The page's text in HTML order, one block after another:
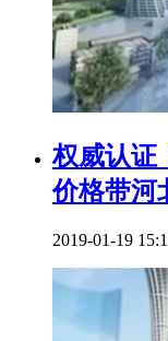
权威认证
价格带河
2019-01-19